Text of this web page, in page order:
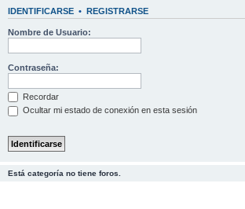
IDENTIFICARSE • REGISTRARSE
Nombre de Usuario:
Contraseña:
Recordar
Ocultar mi estado de conexión en esta sesión
Está categoría no tiene foros.